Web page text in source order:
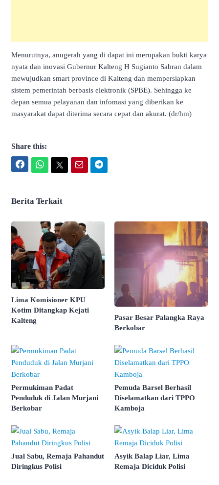
Menurutnya, anugerah yang di dapat ini merupakan bukti karya
nyata dan inovasi Gubernur Kalteng H Sugianto Sabran dalam
mewujudkan smart province di Kalteng dan mempersiapkan
sistem pemerintah berbasis elektronik (SPBE). Sehingga ke
depan semua pelayanan dan infomasi yang diberikan ke
masyarakat dapat diterima secara cepat dan akurat. (dr/hm)
Share this:
Berita Terkait
Lima Komisioner KPU
Kotim Ditangkap Kejati
Kalteng
Pasar Besar Palangka Raya
Berkobar
Permukiman Padat
Penduduk di Jalan Murjani
Berkobar
Pemuda Barsel Berhasil
Diselamatkan dari TPPO
Kamboja
Jual Sabu, Remaja Pahandut
Diringkus Polisi
Asyik Balap Liar, Lima
Remaja Diciduk Polisi